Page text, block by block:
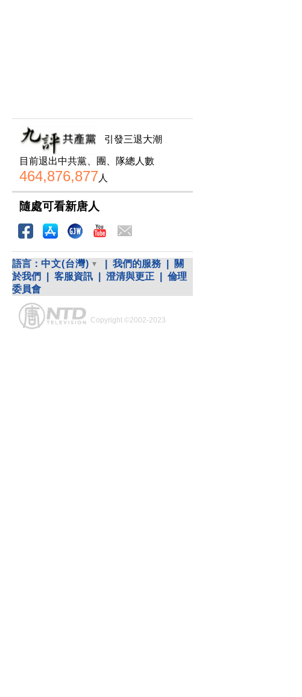
引發三退大潮
目前退出中共黨、團、隊總人數
464,876,877人
隨處可看新唐人
語言： 中文(台灣) 我們的服務
關
於我們
客服資訊 澄清與更正
倫理
委員會
Copyright ©2002-2023